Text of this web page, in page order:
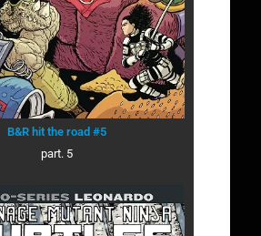
B&R hit the road #5
part. 5